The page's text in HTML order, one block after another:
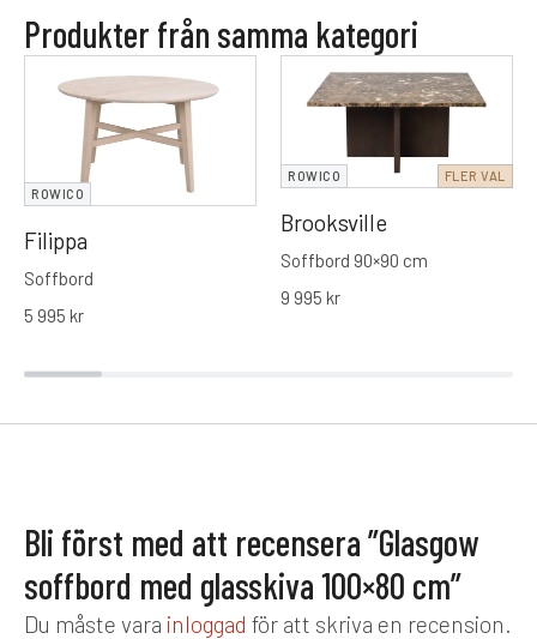
Produkter från samma kategori
ROWICO
Filippa
Soffbord
5 995 kr
ROWICO FLER VAL
Brooksville
Soffbord 90×90 cm
9 995 kr
Bli först med att recensera ”Glasgow
soffbord med glasskiva 100×80 cm”
Du måste vara inloggad för att skriva en recension.